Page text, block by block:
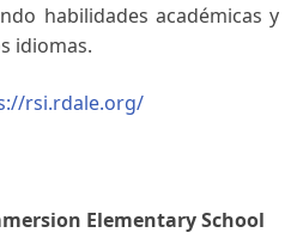
habilidades académicas y
idiomas.
rsi.rdale.org/
Elementary School